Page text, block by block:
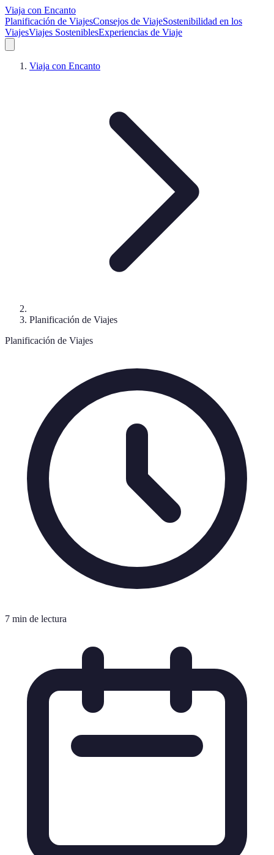
Viaja con Encanto
Planificación de ViajesConsejos de ViajeSostenibilidad en los
ViajesViajes SosteniblesExperiencias de Viaje
Viaja con Encanto
Planificación de Viajes
Planificación de Viajes
7 min de lectura